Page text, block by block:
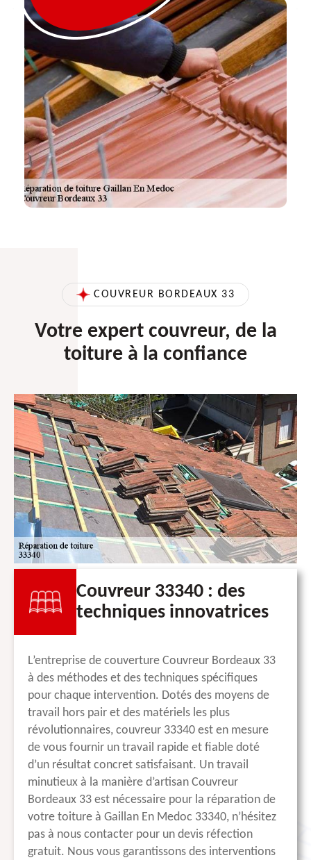
COUVREUR BORDEAUX 33
Votre expert couvreur, de la
toiture à la confiance
Couvreur 33340 : des
techniques innovatrices
L’entreprise de couverture Couvreur Bordeaux 33
à des méthodes et des techniques spécifiques
pour chaque intervention. Dotés des moyens de
travail hors pair et des matériels les plus
révolutionnaires, couvreur 33340 est en mesure
de vous fournir un travail rapide et fiable doté
d’un résultat concret satisfaisant. Un travail
minutieux à la manière d’artisan Couvreur
Bordeaux 33 est nécessaire pour la réparation de
votre toiture à Gaillan En Medoc 33340, n’hésitez
pas à nous contacter pour un devis réfection
gratuit. Nous vous garantissons des interventions